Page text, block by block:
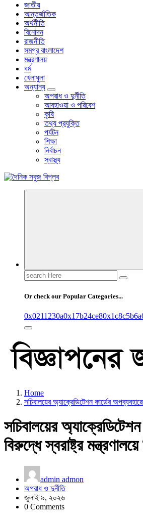
জাতীয়
আন্তর্জাতিক
অর্থনীতি
বিনোদন
রাজনীতি
সমগ্র বাংলাদেশ
মন্ত্রণালয়
ধর্ম
খেলাধুলা
অন্যান্য
অপরাধ ও দুর্নীতি
আবহাওয়া ও পরিবেশ
কৃষি
তথ্য প্রযুক্তি
পর্যটন
শিক্ষা
নির্বাচন
স্বাস্থ্য
বাংলা নিউজ পেপার
Search
for:
Or check our Popular Categories...
0x0211230a0x17b24ce80x1c8c5b6a
Home
সচিবালয়ের অ্যাক্রেডিটেশন কার্ডের
সচিবালয়ের
বিরুদ্ধে স্বরাষ্ট্র
admin admon
অপরাধ ও দুর্নীতি
জুলাই ৯, ২০২৬
0 Comments